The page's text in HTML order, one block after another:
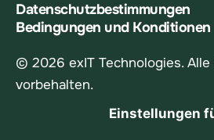
© 2026 exIT Technologies. Alle
vorbehalten.
Datenschutzbestimmungen
Bedingungen und Konditionen
Einstellungen